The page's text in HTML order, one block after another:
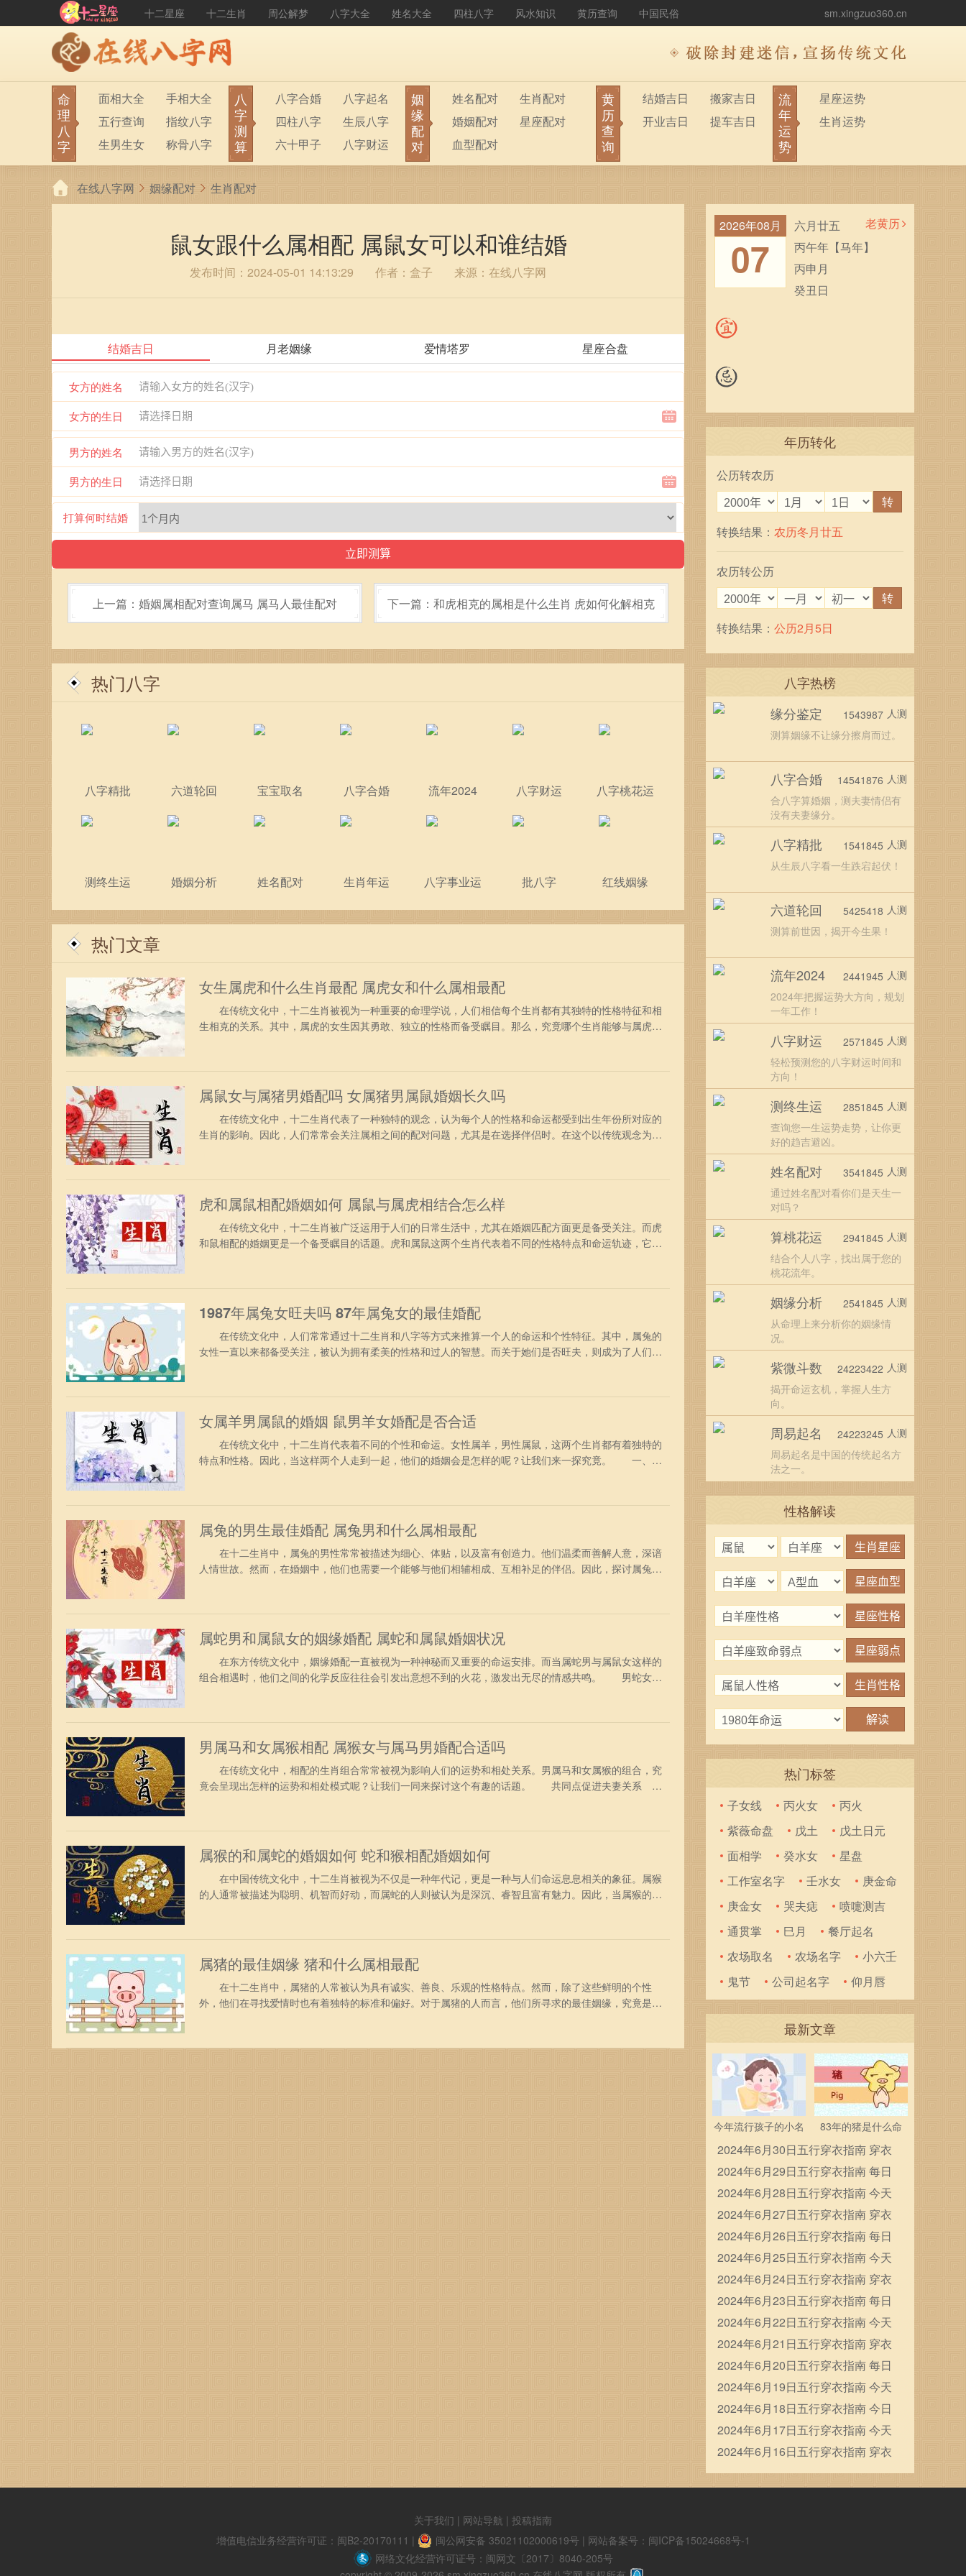
十二星座 十二生肖 周公解梦 八字大全 姓名大全 四柱八字 风水知识 黄历查询 中国民俗 sm.xingzuo360.cn
命
理
八
字
面相大全
手相大全
五行查询
指纹八字
生男生女
称骨八字
八
字
测
算
八字合婚
八字起名
四柱八字
生辰八字
六十甲子
八字财运
姻
缘
配
对
姓名配对
生肖配对
婚姻配对
星座配对
血型配对
黄
历
查
询
结婚吉日
搬家吉日
开业吉日
提车吉日
流
年
运
势
星座运势
生肖运势
在线八字网 姻缘配对 生肖配对
鼠女跟什么属相配 属鼠女可以和谁结婚
发布时间：2024-05-01 14:13:29 作者：盒子 来源：在线八字网
结婚吉日 月老姻缘 爱情塔罗 星座合盘
女方的姓名
女方的生日
男方的姓名
男方的生日
打算何时结婚
上一篇：婚姻属相配对查询属马 属马人最佳配对 下一篇：和虎相克的属相是什么生肖 虎如何化解相克
热门八字
八字精批 六道轮回 宝宝取名 八字合婚 流年2024 八字财运 八字桃花运
测终生运 婚姻分析 姓名配对 生肖年运 八字事业运 批八字 红线姻缘
热门文章
女生属虎和什么生肖最配 属虎女和什么属相最配
在传统文化中，十二生肖被视为一种重要的命理学说，人们相信每个生肖都有其独特的性格特征和相
生相克的关系。其中，属虎的女生因其勇敢、独立的性格而备受瞩目。那么，究竟哪个生肖能够与属虎的
属鼠女与属猪男婚配吗 女属猪男属鼠婚姻长久吗
在传统文化中，十二生肖代表了一种独特的观念，认为每个人的性格和命运都受到出生年份所对应的
生肖的影响。因此，人们常常会关注属相之间的配对问题，尤其是在选择伴侣时。在这个以传统观念为基
虎和属鼠相配婚姻如何 属鼠与属虎相结合怎么样
在传统文化中，十二生肖被广泛运用于人们的日常生活中，尤其在婚姻匹配方面更是备受关注。而虎
和鼠相配的婚姻更是一个备受瞩目的话题。虎和属鼠这两个生肖代表着不同的性格特点和命运轨迹，它们
1987年属兔女旺夫吗 87年属兔女的最佳婚配
在传统文化中，人们常常通过十二生肖和八字等方式来推算一个人的命运和个性特征。其中，属兔的
女性一直以来都备受关注，被认为拥有柔美的性格和过人的智慧。而关于她们是否旺夫，则成为了人们讨
女属羊男属鼠的婚姻 鼠男羊女婚配是否合适
在传统文化中，十二生肖代表着不同的个性和命运。女性属羊，男性属鼠，这两个生肖都有着独特的
特点和性格。因此，当这样两个人走到一起，他们的婚姻会是怎样的呢？让我们来一探究竟。 一、女
属兔的男生最佳婚配 属兔男和什么属相最配
在十二生肖中，属兔的男性常常被描述为细心、体贴，以及富有创造力。他们温柔而善解人意，深谙
人情世故。然而，在婚姻中，他们也需要一个能够与他们相辅相成、互相补足的伴侣。因此，探讨属兔男
属蛇男和属鼠女的姻缘婚配 属蛇和属鼠婚姻状况
在东方传统文化中，姻缘婚配一直被视为一种神秘而又重要的命运安排。而当属蛇男与属鼠女这样的
组合相遇时，他们之间的化学反应往往会引发出意想不到的火花，激发出无尽的情感共鸣。 男蛇女鼠
男属马和女属猴相配 属猴女与属马男婚配合适吗
在传统文化中，相配的生肖组合常常被视为影响人们的运势和相处关系。男属马和女属猴的组合，究
竟会呈现出怎样的运势和相处模式呢？让我们一同来探讨这个有趣的话题。 共同点促进夫妻关系
属猴的和属蛇的婚姻如何 蛇和猴相配婚姻如何
在中国传统文化中，十二生肖被视为不仅是一种年代记，更是一种与人们命运息息相关的象征。属猴
的人通常被描述为聪明、机智而好动，而属蛇的人则被认为是深沉、睿智且富有魅力。因此，当属猴的与
属猪的最佳姻缘 猪和什么属相最配
在十二生肖中，属猪的人常被认为具有诚实、善良、乐观的性格特点。然而，除了这些鲜明的个性
外，他们在寻找爱情时也有着独特的标准和偏好。对于属猪的人而言，他们所寻求的最佳姻缘，究竟是怎
现得有勇有谋，虎太太开朗前卫，积极
老黄历
2026年08月
07
六月廿五
丙午年【马年】
丙申月
癸丑日
年历转化
公历转农历
转
转换结果： 农历冬月廿五
农历转公历
转
转换结果： 公历2月5日
八字热榜
缘分鉴定
测算姻缘不让缘分擦肩而过。
1543987 人测
八字合婚
合八字算婚姻，测夫妻情侣有
没有夫妻缘分。
14541876 人测
八字精批
从生辰八字看一生跌宕起伏！
1541845 人测
六道轮回
测算前世因，揭开今生果！
5425418 人测
流年2024
2024年把握运势大方向，规划
一年工作！
2441945 人测
八字财运
轻松预测您的八字财运时间和
方向！
2571845 人测
测终生运
查询您一生运势走势，让你更
好的趋吉避凶。
2851845 人测
姓名配对
通过姓名配对看你们是天生一
对吗？
3541845 人测
算桃花运
结合个人八字，找出属于您的
桃花流年。
2941845 人测
姻缘分析
从命理上来分析你的姻缘情
况。
2541845 人测
紫微斗数
揭开命运玄机，掌握人生方
向。
24223422 人测
周易起名
周易起名是中国的传统起名方
法之一。
24223245 人测
性格解读
热门标签
子女线 丙火女
丙火
紫薇命盘
戊土
戊土日元
面相学
癸水女
星盘
工作室名字
壬水女
庚金命
庚金女
哭夫痣
喷嚏测吉
通贯掌
巳月
餐厅起名
农场取名
农场名字
小六壬
鬼节
公司起名字 仰月唇
最新文章
今年流行孩子的小名 83年的猪是什么命
2024年6月30日五行穿衣指南 穿衣
五行色搭配
2024年6月29日五行穿衣指南 每日
穿衣五行颜色运势
2024年6月28日五行穿衣指南 今天
穿衣颜色是什么查询
2024年6月27日五行穿衣指南 穿衣
五行色搭配
2024年6月26日五行穿衣指南 每日
穿衣五行颜色运势
2024年6月25日五行穿衣指南 今天
穿衣颜色是什么查询
2024年6月24日五行穿衣指南 穿衣
五行色搭配
2024年6月23日五行穿衣指南 每日
穿衣五行颜色运势
2024年6月22日五行穿衣指南 今天
穿衣颜色是什么查询
2024年6月21日五行穿衣指南 穿衣
五行色搭配
2024年6月20日五行穿衣指南 每日
穿衣五行颜色运势
2024年6月19日五行穿衣指南 今天
穿衣颜色是什么查询
2024年6月18日五行穿衣指南 今日
幸运颜色是什么
2024年6月17日五行穿衣指南 今天
穿衣颜色是什么查询
2024年6月16日五行穿衣指南 穿衣
五行色搭配
关于我们 | 网站导航 | 投稿指南
增值电信业务经营许可证：闽B2-20170111 | 闽公网安备 35021102000619号 | 网站备案号：闽ICP备15024668号-1
网络文化经营许可证号：闽网文〔2017〕8040-205号